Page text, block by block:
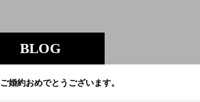
BLOG
ご婚約おめでとうございます。